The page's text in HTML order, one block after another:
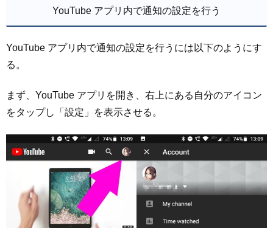
YouTube アプリ内で通知の設定を行う
YouTube アプリ内で通知の設定を行うには以下のようにす
る。
まず、YouTube アプリを開き、右上にある自分のアイコン
をタップし「設定」を表示させる。